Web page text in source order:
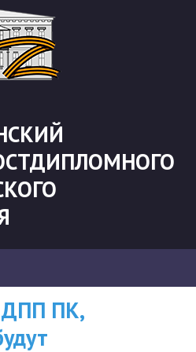
ВНИМАНИЮ
СЛУШАТЕЛЕЙ, У
ДПП ПК,